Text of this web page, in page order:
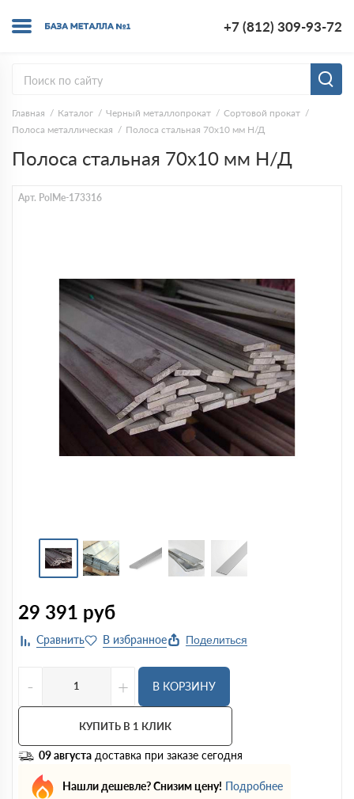
+7 (812) 309-93-72
Главная Каталог Черный металлопрокат
Сортовой прокат
Полоса металлическая
Полоса стальная 70х10 мм Н/Д
Полоса стальная 70х10 мм Н/Д
Арт. PolMe-173316
29 391 руб
Поделиться
- + В КОРЗИНУ
КУПИТЬ В 1 КЛИК
09 августа доставка при заказе сегодня
Нашли дешевле? Снизим цену! Подробнее